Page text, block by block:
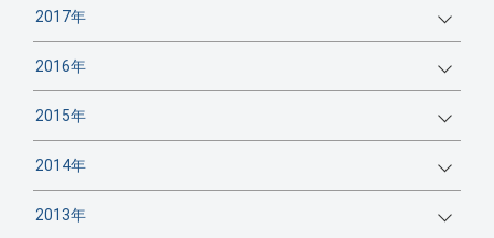
2017年
2016年
2015年
2014年
2013年